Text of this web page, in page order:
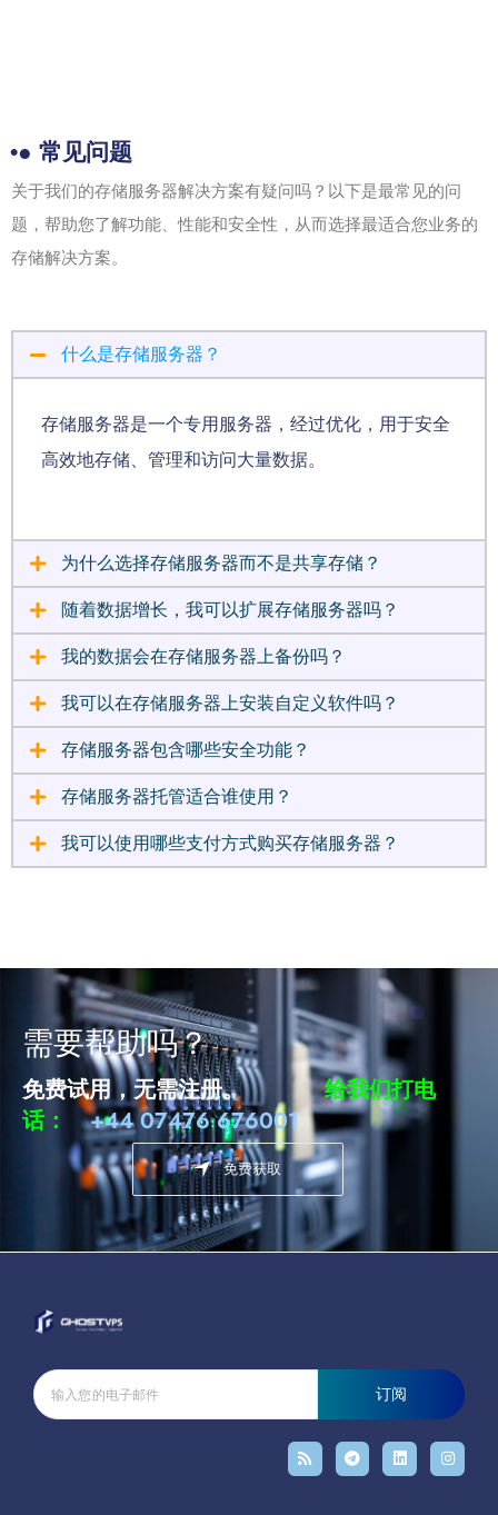
•● 常见问题
关于我们的存储服务器解决方案有疑问吗？以下是最常见的问
题，帮助您了解功能、性能和安全性，从而选择最适合您业务的
存储解决方案。
什么是存储服务器？
存储服务器是一个专用服务器，经过优化，用于安全
高效地存储、管理和访问大量数据。
为什么选择存储服务器而不是共享存储？
随着数据增长，我可以扩展存储服务器吗？
我的数据会在存储服务器上备份吗？
我可以在存储服务器上安装自定义软件吗？
存储服务器包含哪些安全功能？
存储服务器托管适合谁使用？
我可以使用哪些支付方式购买存储服务器？
需要帮助吗？
免费试用，无需注册。
给我们打电
话：
+44 07476 676001
免费获取
订阅